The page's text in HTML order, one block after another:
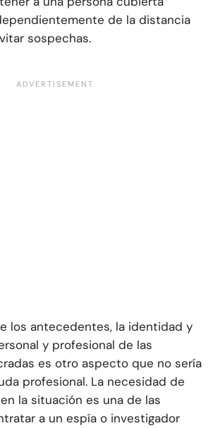
de la distancia
sospechas.
los antecedentes, la identidad y
y profesional de las
es otro aspecto que no sería
profesional. La necesidad de
la situación es una de las
a un espía o investigador